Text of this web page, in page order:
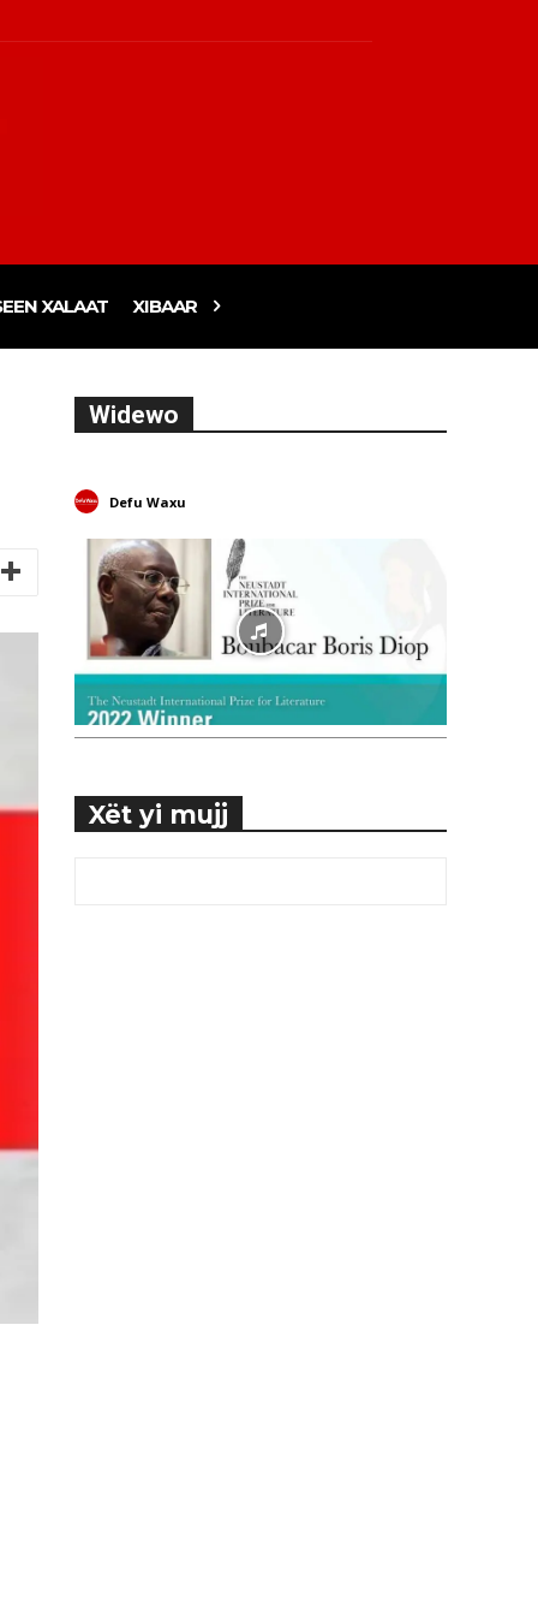
XALAAT XIBAAR
Widewo
Defu Waxu
Xët yi mujj